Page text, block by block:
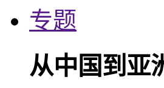
专题
从中国到亚